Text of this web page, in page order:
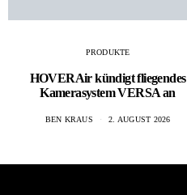
PRODUKTE
HOVERAir kündigt fliegendes
Kamerasystem VERSA an
BEN KRAUS 2. AUGUST 2026